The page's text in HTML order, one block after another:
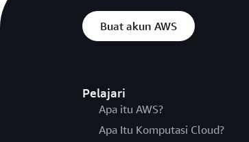
Buat akun AWS
Pelajari
Apa itu AWS?
Apa Itu Komputasi Cloud?